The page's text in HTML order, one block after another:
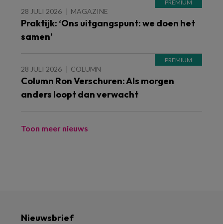
28 JULI 2026 MAGAZINE
Praktijk: ‘Ons uitgangspunt: we doen het
samen’
28 JULI 2026 COLUMN
Column Ron Verschuren: Als morgen
anders loopt dan verwacht
Toon meer nieuws
Nieuwsbrief